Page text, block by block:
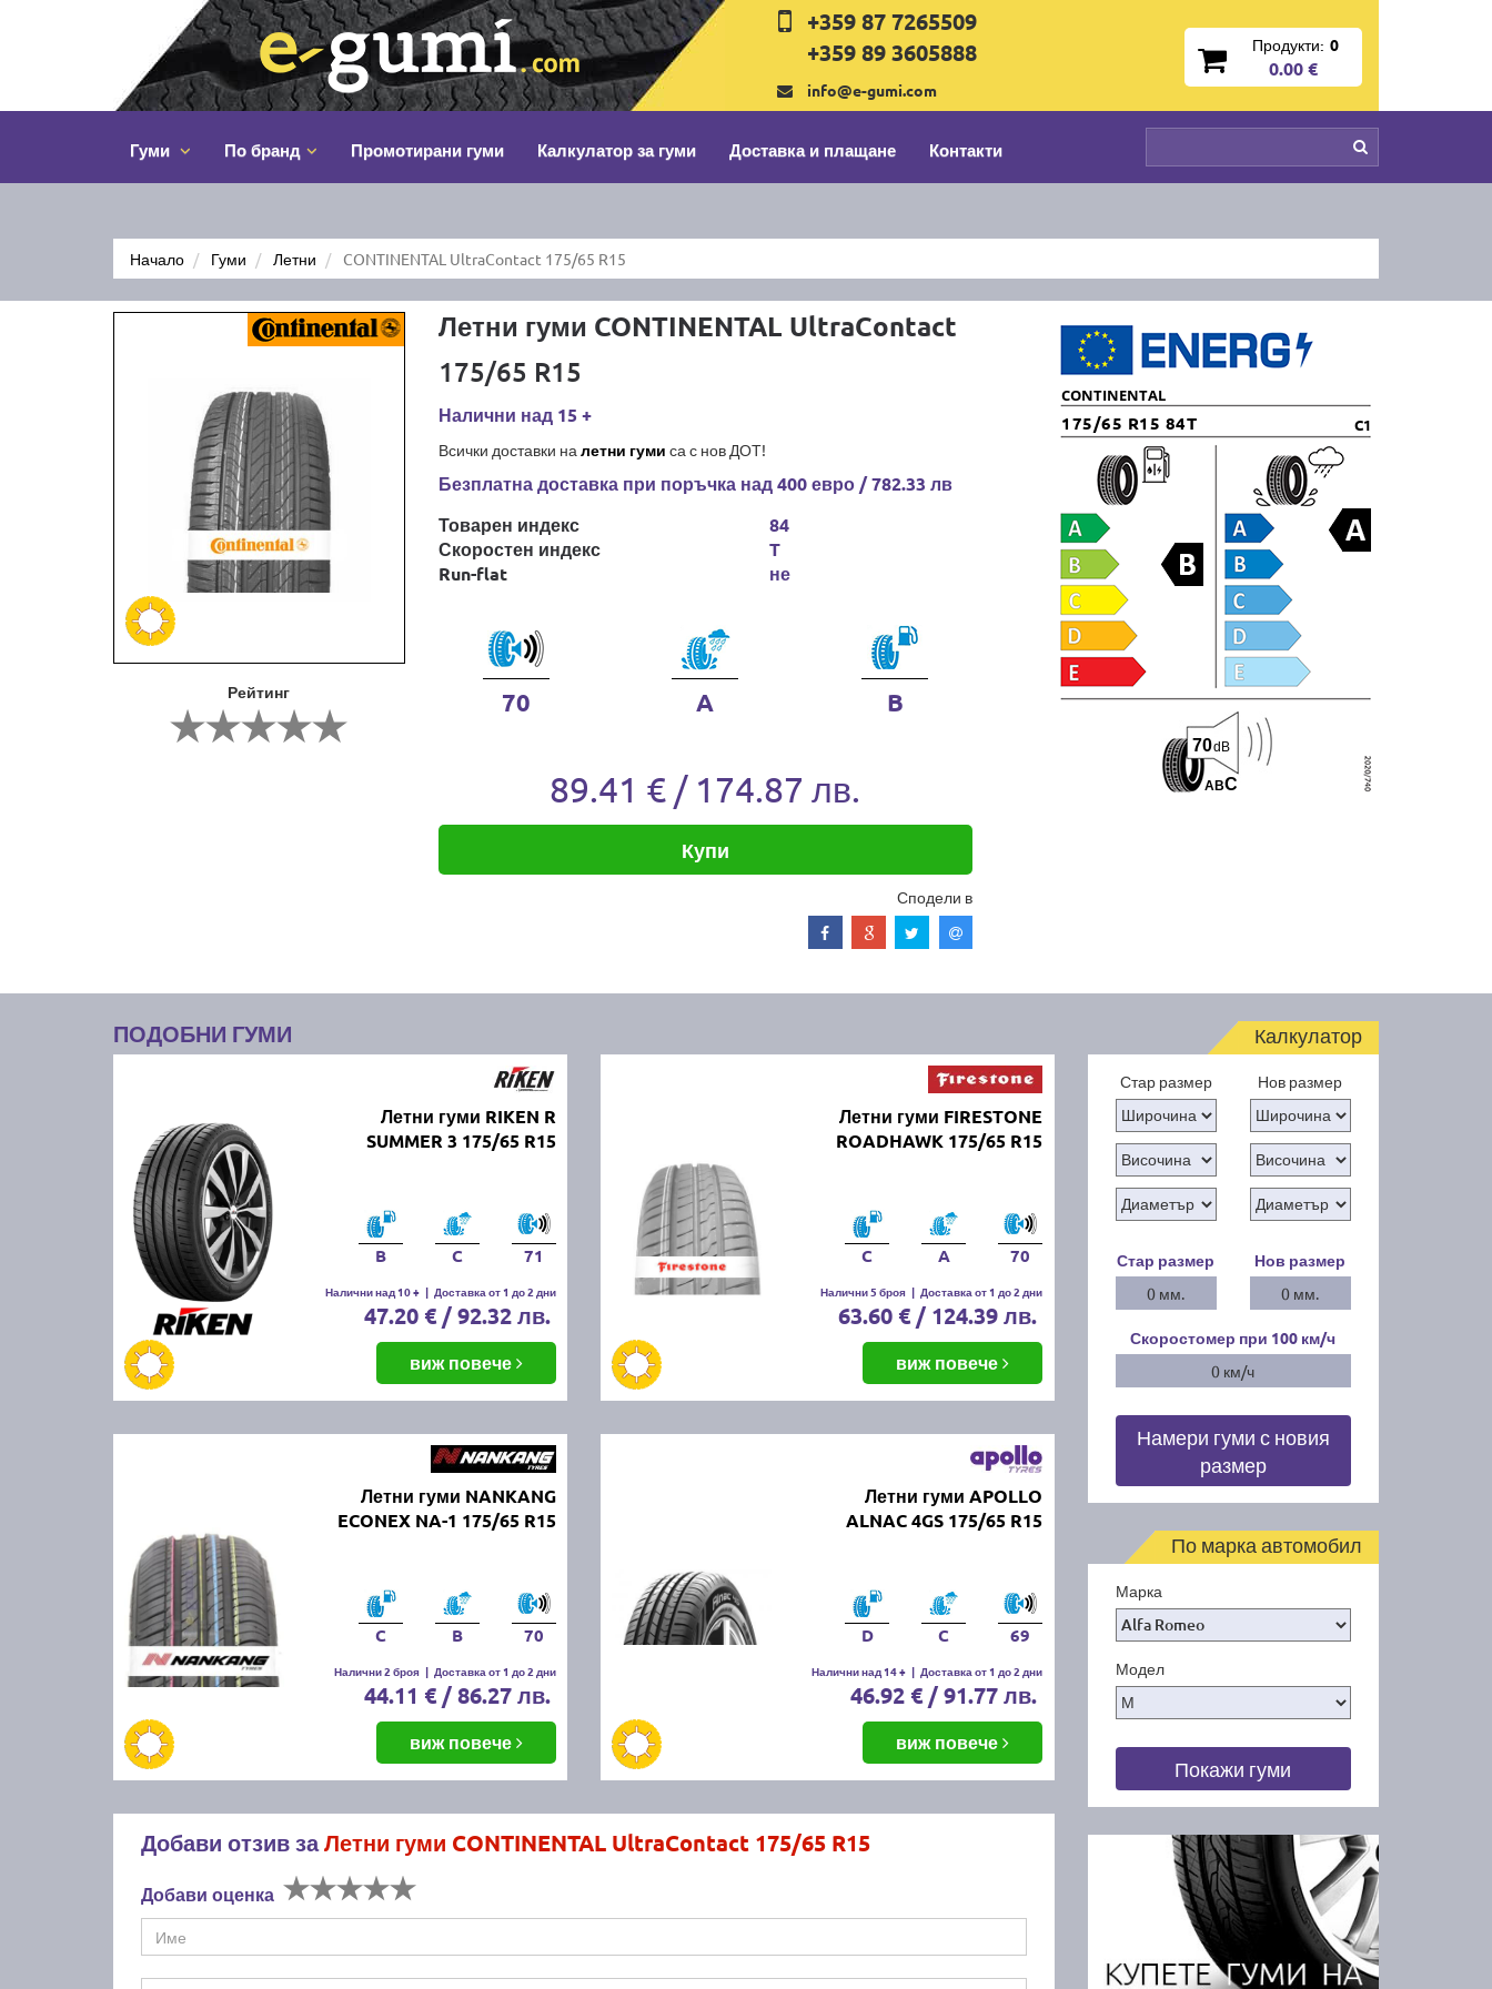
+359 87 7265509
+359 89 3605888
info@e-gumi.com
Продукти: 0
0.00 €
Гуми По бранд Промотирани гуми Калкулатор за гуми Доставка и плащане Контакти
Начало Гуми Летни CONTINENTAL UltraContact 175/65 R15
Рейтинг
Летни гуми CONTINENTAL UltraContact
175/65 R15
Налични над 15 +
Всички доставки на летни гуми са с нов ДОТ!
Безплатна доставка при поръчка над 400 евро / 782.33 лв
Товарен индекс
Скоростен индекс
Run-flat
84
T
не
70 A B
89.41 € / 174.87 лв.
Купи
Сподели в
CONTINENTAL
175/65 R15 84T C1
ABC
70dB
ПОДОБНИ ГУМИ
Летни гуми RIKEN R
SUMMER 3 175/65 R15
B C 71
Налични над 10 + | Доставка от 1 до 2 дни
47.20 € / 92.32 лв.
виж повече
Летни гуми FIRESTONE
ROADHAWK 175/65 R15
C A 70
Налични 5 броя | Доставка от 1 до 2 дни
63.60 € / 124.39 лв.
виж повече
Летни гуми NANKANG
ECONEX NA-1 175/65 R15
C B 70
Налични 2 броя | Доставка от 1 до 2 дни
44.11 € / 86.27 лв.
виж повече
Летни гуми APOLLO
ALNAC 4GS 175/65 R15
D C 69
Налични над 14 + | Доставка от 1 до 2 дни
46.92 € / 91.77 лв.
виж повече
Добави отзив заЛетни гуми CONTINENTAL UltraContact 175/65 R15
Добави оценка
Калкулатор
Стар размер Нов размер
Стар размер
0 мм.
Нов размер
0 мм.
Скоростомер при 100 км/ч
0 км/ч
Намери гуми с новия
размер
По марка автомобил
Марка
Модел
Покажи гуми